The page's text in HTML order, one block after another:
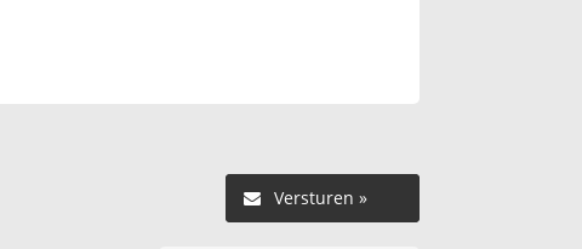
Versturen »